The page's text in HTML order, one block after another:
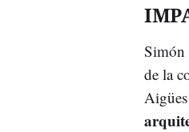
Simón
de la